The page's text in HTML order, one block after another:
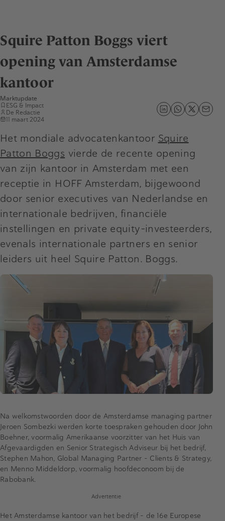
Squire Patton Boggs viert
opening van Amsterdamse
kantoor
Marktupdate
ESG & Impact
De Redactie
11 maart 2024
Het mondiale advocatenkantoor Squire
Patton Boggs vierde de recente opening
van zijn kantoor in Amsterdam met een
receptie in HOFF Amsterdam, bijgewoond
door senior executives van Nederlandse en
internationale bedrijven, financiële
instellingen en private equity-investeerders,
evenals internationale partners en senior
leiders uit heel Squire Patton. Boggs.
Na welkomstwoorden door de Amsterdamse managing partner
Jeroen Sombezki werden korte toespraken gehouden door John
Boehner, voormalig Amerikaanse voorzitter van het Huis van
Afgevaardigden en Senior Strategisch Adviseur bij het bedrijf,
Stephen Mahon, Global Managing Partner – Clients & Strategy,
en Menno Middeldorp, voormalig hoofdeconoom bij de
Rabobank.
Advertentie
Het Amsterdamse kantoor van het bedrijf – de 16e Europese